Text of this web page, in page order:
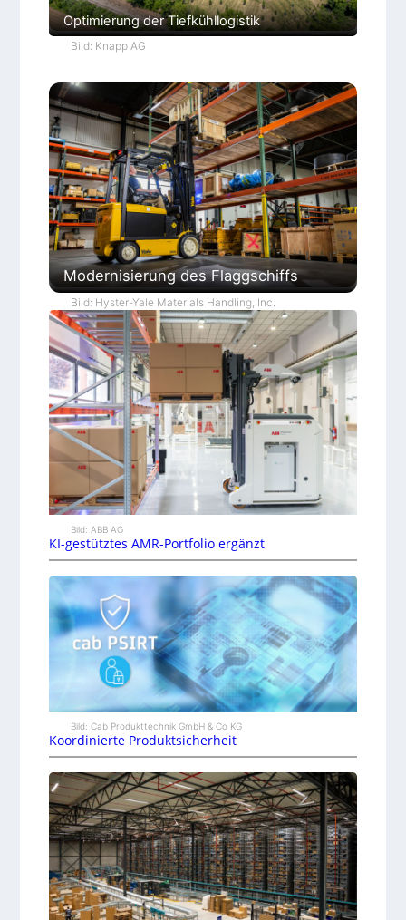
Optimierung der Tiefkühllogistik
Bild: Knapp AG
Modernisierung des Flaggschiffs
Bild: Hyster-Yale Materials Handling, Inc.
Bild: ABB AG
KI-gestütztes AMR-Portfolio ergänzt
Bild: Cab Produkttechnik GmbH & Co KG
Koordinierte Produktsicherheit